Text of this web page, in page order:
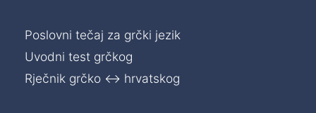
Poslovni tečaj za grčki jezik
Uvodni test grčkog
Rječnik grčko ↔ hrvatskog